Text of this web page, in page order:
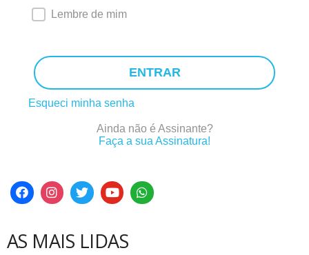
Lembre de mim
ENTRAR
Esqueci minha senha
Ainda não é Assinante?
Faça a sua Assinatura!
AS MAIS LIDAS